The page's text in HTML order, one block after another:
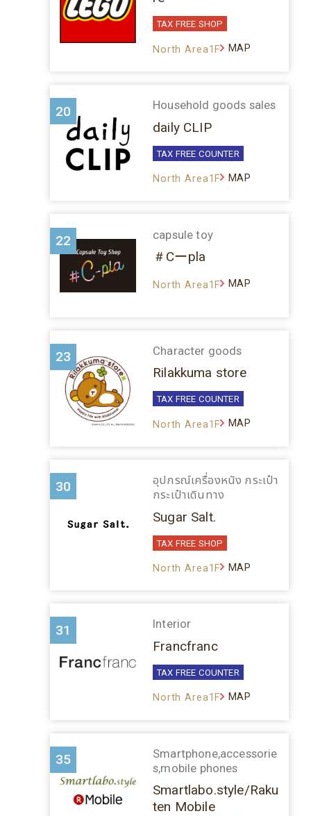
TAX FREE SHOP
North Area1F MAP
20 Household goods sales
daily CLIP
TAX FREE COUNTER
North Area1F MAP
22 capsule toy
＃Cーpla
North Area1F MAP
23 Character goods
Rilakkuma store
TAX FREE COUNTER
North Area1F MAP
30
อุปกรณ์เครื่องหนัง กระเป๋า
กระเป๋าเดินทาง
Sugar Salt.
TAX FREE SHOP
North Area1F MAP
31 Interior
Francfranc
TAX FREE COUNTER
North Area1F MAP
35
Smartphone,accessorie
s,mobile phones
Smartlabo.style/Raku
ten Mobile